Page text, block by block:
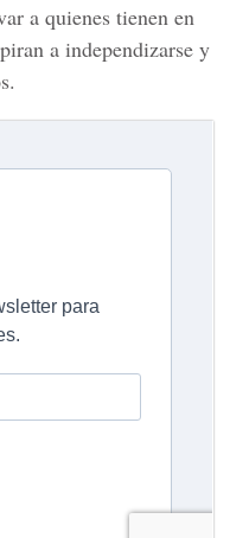
a quienes tienen en
a independizarse y